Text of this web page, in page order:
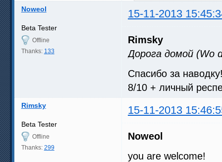
Noweol 15-11-2013
Beta Tester
Offline
Thanks: 133
Rimsky
Дорога домой (Wo
Спасибо за
8/10 + личный
Rimsky 15-11-2013
Beta Tester
Offline
Thanks: 299
Noweol
you are welcome!